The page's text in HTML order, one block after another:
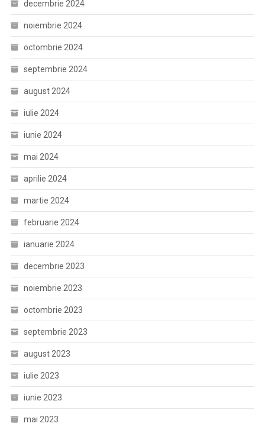
decembrie 2024
noiembrie 2024
octombrie 2024
septembrie 2024
august 2024
iulie 2024
iunie 2024
mai 2024
aprilie 2024
martie 2024
februarie 2024
ianuarie 2024
decembrie 2023
noiembrie 2023
octombrie 2023
septembrie 2023
august 2023
iulie 2023
iunie 2023
mai 2023